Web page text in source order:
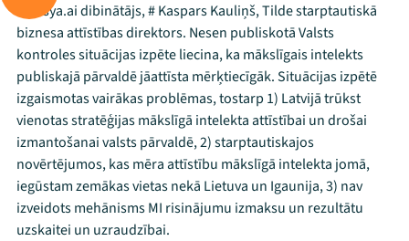
un asya.ai dibinātājs, # Kaspars Kauliņš, Tilde starptautiskā
biznesa attīstības direktors. Nesen publiskotā Valsts
kontroles situācijas izpēte liecina, ka mākslīgais intelekts
publiskajā pārvaldē jāattīsta mērķtiecīgāk. Situācijas izpētē
izgaismotas vairākas problēmas, tostarp 1) Latvijā trūkst
vienotas stratēģijas mākslīgā intelekta attīstībai un drošai
izmantošanai valsts pārvaldē, 2) starptautiskajos
novērtējumos, kas mēra attīstību mākslīgā intelekta jomā,
iegūstam zemākas vietas nekā Lietuva un Igaunija, 3) nav
izveidots mehānisms MI risinājumu izmaksu un rezultātu
uzskaitei un uzraudzībai.